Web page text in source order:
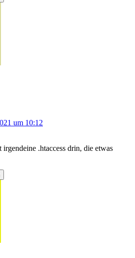
um 10:12
.htaccess drin, die etwas